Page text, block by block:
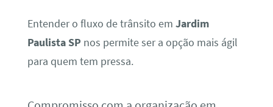
Entender o fluxo de trânsito em Jardim
Paulista SP nos permite ser a opção mais ágil
para quem tem pressa.